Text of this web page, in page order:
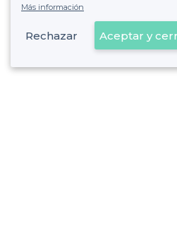
Registrar mi
Ya es
Más información
Rechazar Aceptar y